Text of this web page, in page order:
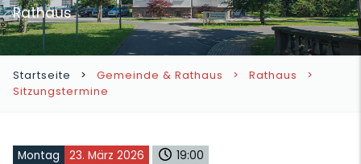
Rathaus
Startseite Gemeinde & Rathaus
Rathaus
Sitzungstermine
Montag 23. März 2026 19:00